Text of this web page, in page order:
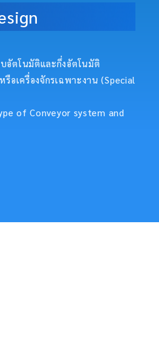
อัตโนมัติและกึ่งอัตโนมัติ
อเครื่องจักรเฉพาะงาน (Special
of Conveyor system and